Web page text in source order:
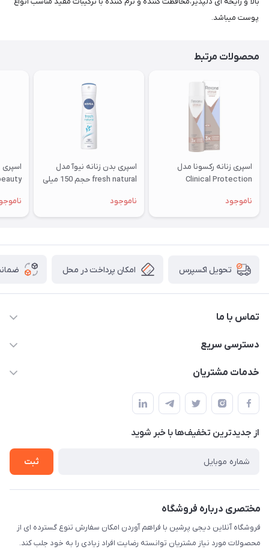
پوست میباشد.
محصولات مرتبط
اسپری زنانه رکسونا مدل
Clinical Protection
ناموجود
اسپری بدن زنانه نیوآ مدل
fresh natural حجم 150 میلی
ناموجود
اسپری
تحویل اکسپرس امکان پرداخت در محل
تماس با ما
09172138137
دسترسی سریع
حساب کاربری
لیست محصولات
درباره ما
خدمات مشتریان
قوانین و مقررات
حریم خصوصی
راهنما
از جدید‌ترین تخفیف‌ها با‌ خبر شوید
ثبت
مختصری درباره فروشگاه
فروشگاه آنلاین دیجی پرشین با فراهم آوردن امکان سفارش تنوع گسترده ای از
محصولات مورد نیاز مشتریان توانسته رضایت افراد زیادی را به خود جلب کند.